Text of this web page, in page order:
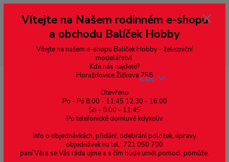
--- pro zákazníky ze Slovenska a jiných zemí, pokud chcete platit v eurech
přepněte si e-shop na euro 💶 pro přepočet měny - pravý horní roh ---
dobírky – pokud si z nějakého důvodu zásilku nevyzvednete, bude po
domluvě zaslána znovu s opětovnou platbou za poštovné, v opačném
případě bude zrušena a účet přidán na blacklist a rušeny následující
objednávky.
Menu
CZK
Vítejte na Našem rodinném e-shopu
a obchodu Balíček Hobby
Vítejte na našem e-shopu Balíček Hobby - železniční
modelářství.
Kde nás najdete?
Horažďovice Žižkova 758
Otevřeno
Po - Pá 8:00 - 11:45 12:30 - 16:00
So - 8:00 - 11:45
Po telefonické domluvě kdykoliv
Info o objednávkách, přidání, odebrání položek, úpravy
objednávek na tel.: 721 050 700
paní Věra se Vás ráda ujme a s čím bude umět pomoci, pomůže.